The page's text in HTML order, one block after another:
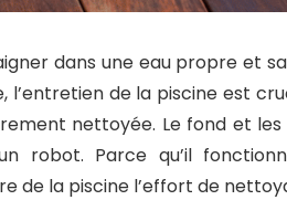
dans une eau propre et
l’entretien de la piscine est
nettoyée. Le fond et
robot. Parce qu’il
de la piscine l’effort de